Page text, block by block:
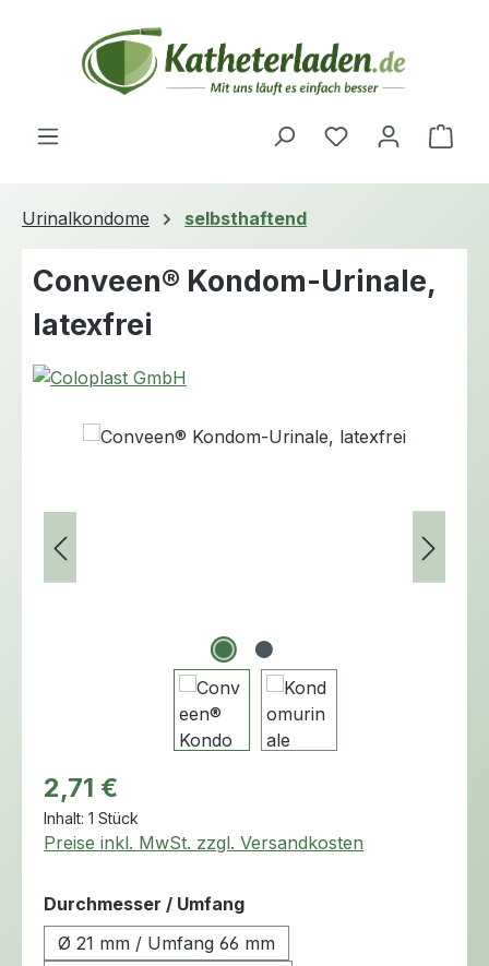
Zum Hauptinhalt springen
Du hast 0
Urinalkondome selbsthaftend
Conveen® Kondom-Urinale,
latexfrei
Bildergalerie überspringen
Regulärer Preis:
2,71 €
Inhalt: 1 Stück
Preise inkl. MwSt. zzgl. Versandkosten
Durchmesser / Umfangauswählen
Ø 21 mm / Umfang 66 mm